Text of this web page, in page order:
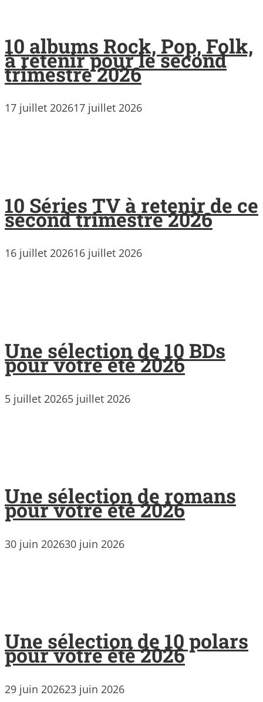
10 albums Rock, Pop, Folk,
à retenir pour le second
trimestre 2026
17 juillet 202617 juillet 2026
10 Séries TV à retenir de ce
second trimestre 2026
16 juillet 202616 juillet 2026
Une sélection de 10 BDs
pour votre été 2026
5 juillet 20265 juillet 2026
Une sélection de romans
pour votre été 2026
30 juin 202630 juin 2026
Une sélection de 10 polars
pour votre été 2026
29 juin 202623 juin 2026